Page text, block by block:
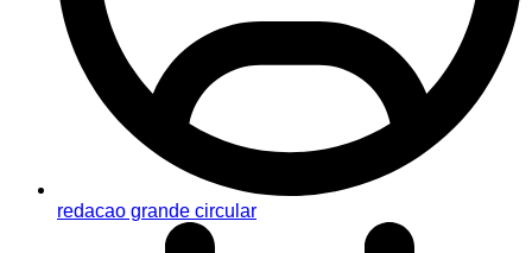
redacao grande circular